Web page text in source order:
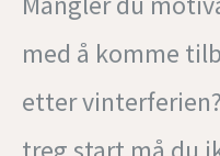
med å komme
etter